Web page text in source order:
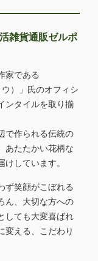
雑貨通販ゼルポ
家である
）」氏のオフィシ
ンタイルを取り揃
で作られる伝統の
あたたかい花柄な
しています。
ず笑顔がこぼれる
ん、大切な方への
しても大変喜ばれ
変える、こだわり